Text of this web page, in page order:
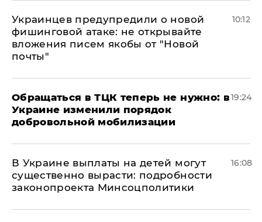
Украинцев предупредили о новой
фишинговой атаке: не открывайте
вложения писем якобы от "Новой
почты"
10:12
Обращаться в ТЦК теперь не нужно: в
Украине изменили порядок
добровольной мобилизации
19:24
В Украине выплаты на детей могут
существенно вырасти: подробности
законопроекта Минсоцполитики
16:08